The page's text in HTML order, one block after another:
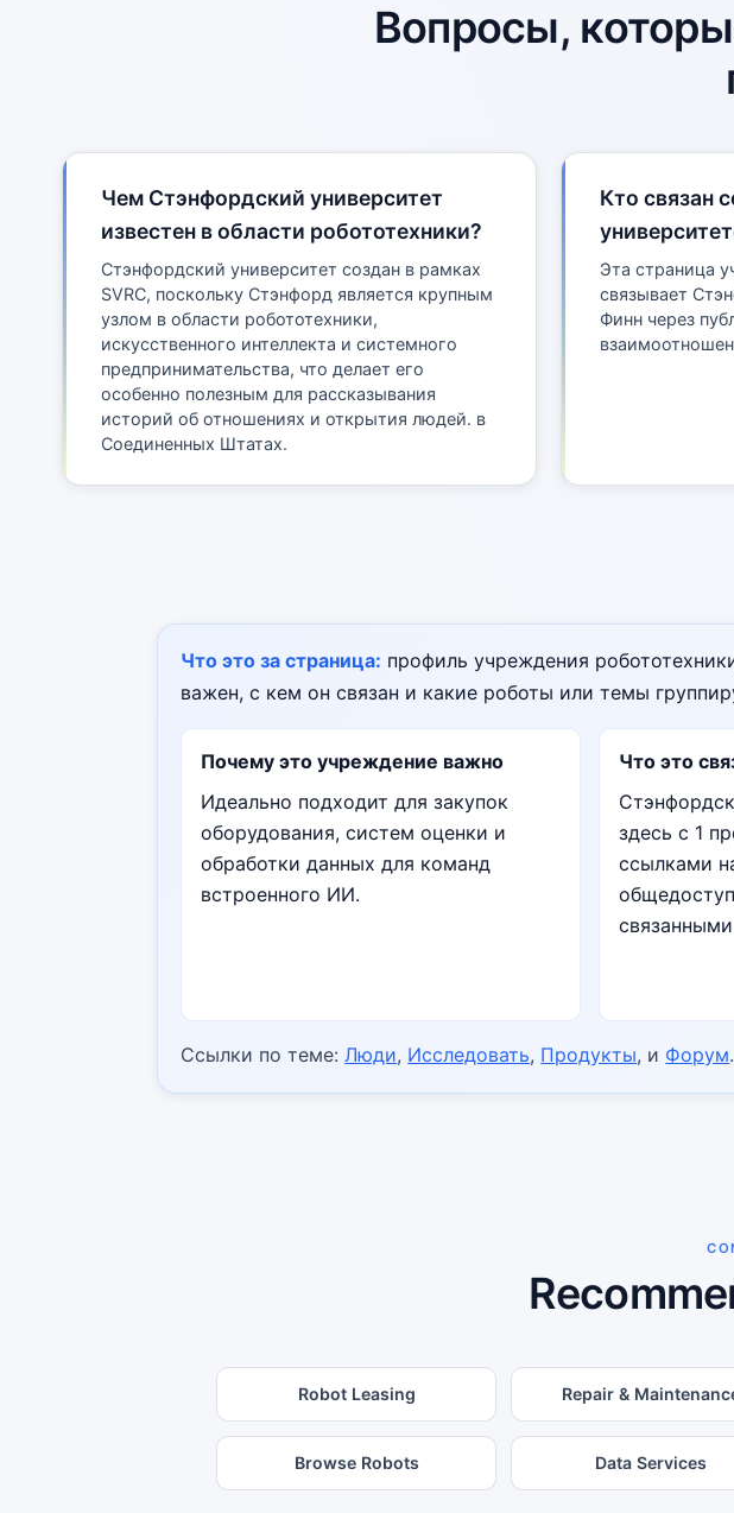
Вопросы,
Чем Стэнфордский университет
известен в области робототехники?
Стэнфордский университет создан в рамках
SVRC, поскольку Стэнфорд является крупным
узлом в области робототехники,
искусственного интеллекта и системного
предпринимательства, что делает его
особенно полезным для рассказывания
историй об отношениях и открытия людей. в
Соединенных Штатах.
Кто связан
Эта страница
связывает
Финн через
Что это за страница: профиль учреждения
важен, с кем он связан и какие роботы или темы
Почему это учреждение важно
Идеально подходит для закупок
оборудования, систем оценки и
обработки данных для команд
встроенного ИИ.
Что это
здесь с 1
ссылками
Ссылки по теме:Люди, Исследовать, Продукты, и Форум.
Robot Leasing Repair &
Browse Robots Data Services